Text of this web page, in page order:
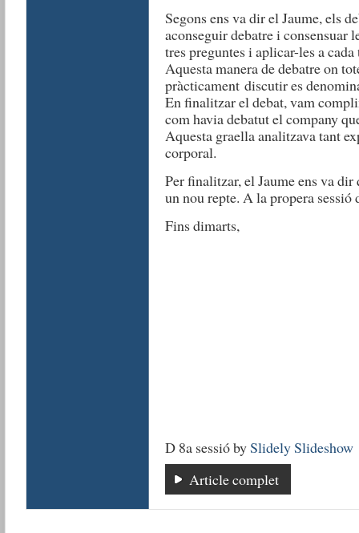
Segons ens va dir el Jaume, els
aconseguir debatre i consensuar
tres preguntes i aplicar-les a cada
Aquesta manera de debatre on
pràcticament discutir es
En finalitzar el debat, vam
com havia debatut el company
Aquesta graella analitzava tant
corporal.
Per finalitzar, el Jaume ens va dir
un nou repte. A la propera sessió
Fins dimarts,
D 8a sessió bySlidely Slideshow
Article complet